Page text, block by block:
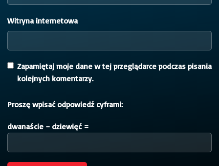
Witryna internetowa
Zapamiętaj moje dane w tej przeglądarce podczas pisania
kolejnych komentarzy.
Proszę wpisać odpowiedź cyframi:
dwanaście − dziewięć =